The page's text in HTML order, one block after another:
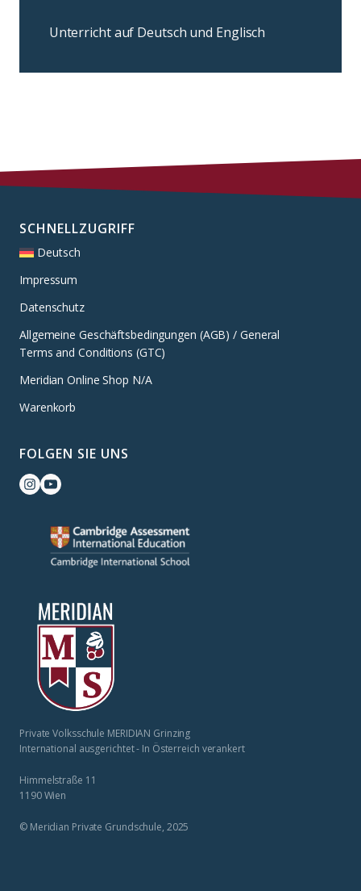
Unterricht auf Deutsch und Englisch
SCHNELLZUGRIFF
Deutsch
Impressum
Datenschutz
Allgemeine Geschäftsbedingungen (AGB) / General
Terms and Conditions (GTC)
Meridian Online Shop N/A
Warenkorb
FOLGEN SIE UNS
Private Volksschule MERIDIAN Grinzing
International ausgerichtet - In Österreich verankert
Himmelstraße 11
1190 Wien
© Meridian Private Grundschule, 2025